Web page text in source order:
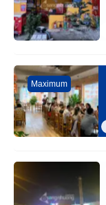
Maximum